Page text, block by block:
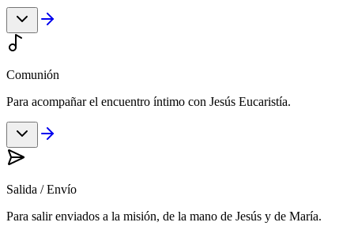
Comunión
Para acompañar el encuentro íntimo con Jesús Eucaristía.
Salida / Envío
Para salir enviados a la misión, de la mano de Jesús y de María.